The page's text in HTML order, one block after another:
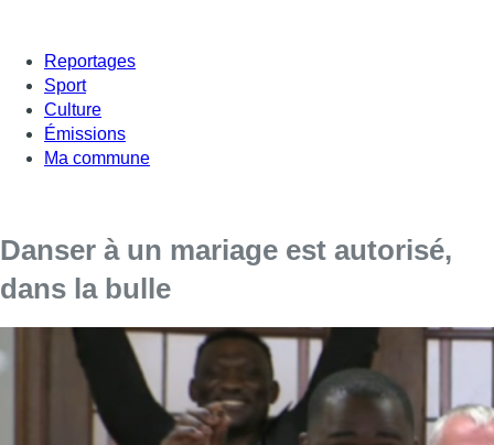
Reportages
Sport
Culture
Émissions
Ma commune
Danser à un mariage est autorisé,
dans la bulle